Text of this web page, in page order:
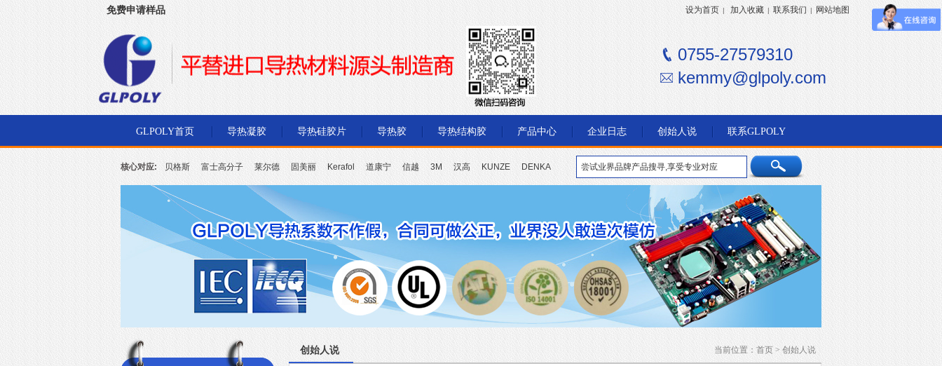
免费申请样品 设为首页 | 加入收藏 | 联系我们 | 网站地图
0755-27579310
kemmy@glpoly.com
GLPOLY首页 导热凝胶 导热硅胶片 导热胶 导热结构胶 产品中心 企业日志 创始人说 联系GLPOLY
核心对应: 贝格斯 富士高分子 莱尔德 固美丽 Kerafol 道康宁 信越 3M 汉高 KUNZE DENKA
创始人说 当前位置： 首页 > 创始人说